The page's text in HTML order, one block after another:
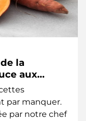
la
aux
par manquer.
par notre chef